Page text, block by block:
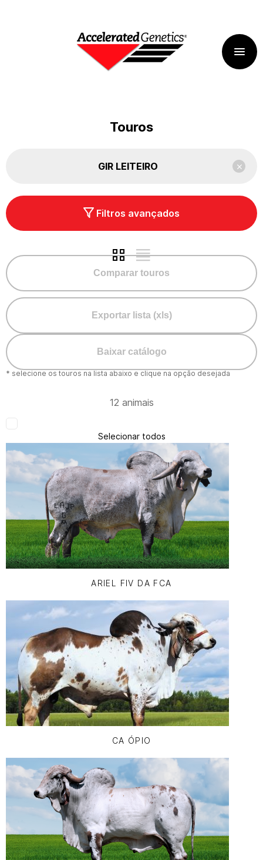
Touros
GIR LEITEIRO
Filtros avançados
Comparar touros
Exportar lista (xls)
Baixar catálogo
* selecione os touros na lista abaixo e clique na opção desejada
12 animais
Selecionar todos
ARIEL FIV DA FCA
CA ÓPIO